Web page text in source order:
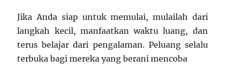
Jika Anda siap untuk memulai, mulailah dari
langkah kecil, manfaatkan waktu luang, dan
terus belajar dari pengalaman. Peluang selalu
terbuka bagi mereka yang berani mencoba